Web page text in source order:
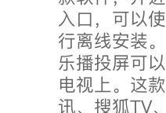
入口，可以
行离线安装。
乐播投屏可
电视上。这
讯、搜狐TV